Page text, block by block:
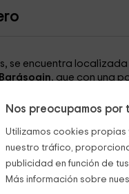
Nos preocupamos
Utilizamos cookies
nuestro tráfico,
publicidad en función de
Más información sobre
se encuentra localizada
, que con una
con una
de jardínpara
zona exterior ocupa
sobria basada
Con una